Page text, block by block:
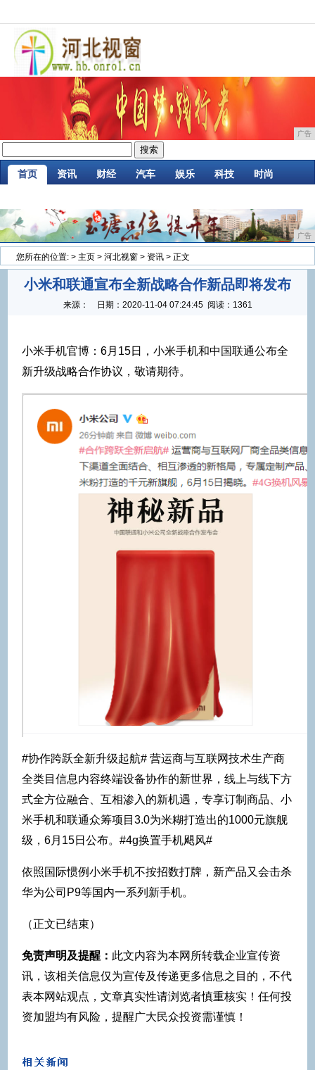
广告
首页 资讯 财经 汽车 娱乐 科技 时尚
广告
您所在的位置: > 主页 > 河北视窗 > 资讯 > 正文
小米和联通宣布全新战略合作新品即将发布
来源： 日期： 2020-11-04 07:24:45 阅读：1361
小米手机官博：6月15日，小米手机和中国联通公布全
新升级战略合作协议，敬请期待。
#协作跨跃全新升级起航# 营运商与互联网技术生产商
全类目信息内容终端设备协作的新世界，线上与线下方
式全方位融合、互相渗入的新机遇，专享订制商品、小
米手机和联通众筹项目3.0为米糊打造出的1000元旗舰
级，6月15日公布。#4g换置手机飓风#
依照国际惯例小米手机不按招数打牌，新产品又会击杀
华为公司P9等国内一系列新手机。
（正文已结束）
免责声明及提醒： 此文内容为本网所转载企业宣传资
讯，该相关信息仅为宣传及传递更多信息之目的，不代
表本网站观点，文章真实性请浏览者慎重核实！任何投
资加盟均有风险，提醒广大民众投资需谨慎！